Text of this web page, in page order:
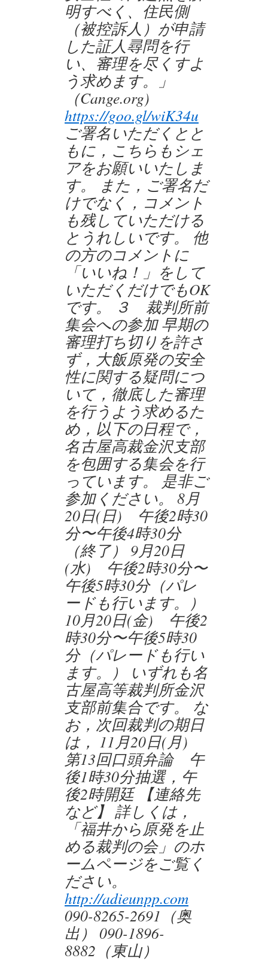
明すべく、住民側
（被控訴人）が申請
した証人尋問を行
い、審理を尽くすよ
う求めます。」
（Cange.org)
https://goo.gl/wiK34u
ご署名いただくとと
もに，こちらもシェ
アをお願いいたしま
す。 また，ご署名だ
けでなく，コメント
も残していただける
とうれしいです。 他
の方のコメントに
「いいね！」をして
いただくだけでもOK
です。 ３ 裁判所前
集会への参加 早期の
審理打ち切りを許さ
ず，大飯原発の安全
性に関する疑問につ
いて，徹底した審理
を行うよう求めるた
め，以下の日程で，
名古屋高裁金沢支部
を包囲する集会を行
っています。 是非ご
参加ください。 8月
20日(日) 午後2時30
分〜午後4時30分
（終了） 9月20日
(水) 午後2時30分〜
午後5時30分（パレ
ードも行います。）
10月20日(金) 午後2
時30分〜午後5時30
分（パレードも行い
ます。） いずれも名
古屋高等裁判所金沢
支部前集合です。 な
お，次回裁判の期日
は， 11月20日(月)
第13回口頭弁論 午
後1時30分抽選，午
後2時開廷 【連絡先
など】 詳しくは，
「福井から原発を止
める裁判の会」のホ
ームページをご覧く
ださい。
http://adieunpp.com
090-8265-2691（奥
出） 090-1896-
8882（東山）